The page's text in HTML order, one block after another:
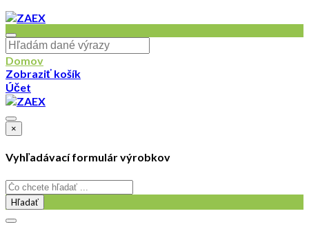
Domov
Zobraziť košík
Účet
×
Vyhľadávací formulár výrobkov
Hľadať